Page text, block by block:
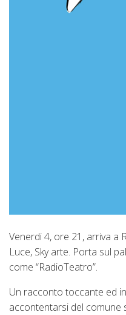
Venerdi 4, ore 21, arriva a
Luce, Sky arte. Porta sul
come “RadioTeatro”.
Un racconto toccante ed
accontentarsi del comune